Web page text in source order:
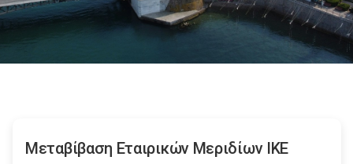
Μεταβίβαση Εταιρικών Μεριδίων ΙΚΕ